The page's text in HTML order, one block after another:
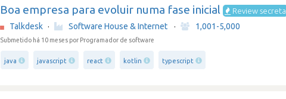
Boa empresa para evoluir numa fase inicial Review secreta
Talkdesk · Software House & Internet · 1,001-5,000
Submetido há 10 meses por Programador de software
java javascript react kotlin typescript